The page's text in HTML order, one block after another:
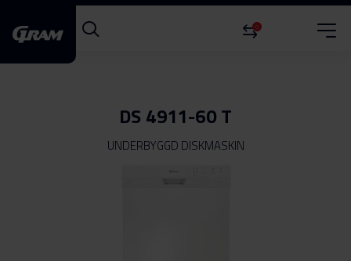
0
DS 4911-60 T
UNDERBYGGD DISKMASKIN